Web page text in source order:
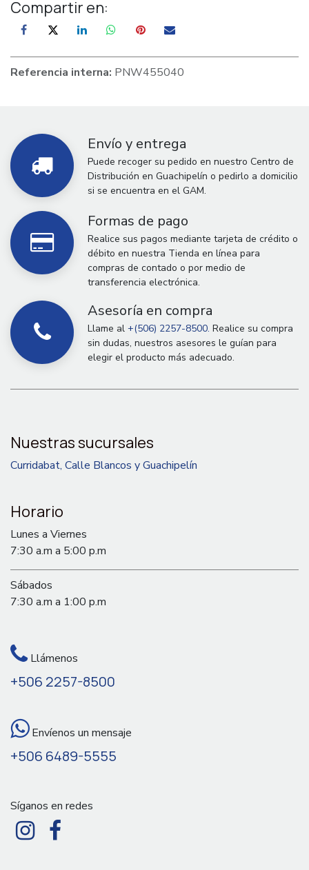
Compartir en:
Referencia interna: PNW455040
Envío y entrega
Puede recoger su pedido en nuestro Centro de
Distribución en Guachipelín o pedirlo a domicilio
si se encuentra en el GAM.
Formas de pago
Realice sus pagos mediante tarjeta de crédito o
débito en nuestra Tienda en línea para
compras de contado o por medio de
transferencia electrónica.
Asesoría en compra
Llame al +(506) 2257-8500. Realice su compra
sin dudas, nuestros asesores le guían para
elegir el producto más adecuado.
Nuestras sucursales
Curridabat, Calle Blancos y Guachipelín
Horario
Lunes a Viernes
7:30 a.m a 5:00 p.m
Sábados
7:30 a.m a 1:00 p.m
Llámenos
+506 2257-8500
Envíenos un mensaje
+506 6489-5555
Síganos en redes